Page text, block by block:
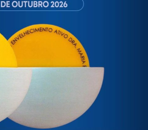
inclusiva para todas as idades,